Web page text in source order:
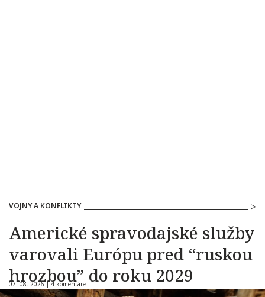
VOJNY A KONFLIKTY
Americké spravodajské služby
varovali Európu pred “ruskou
hrozbou” do roku 2029
07. 08. 2026 |4 komentáre